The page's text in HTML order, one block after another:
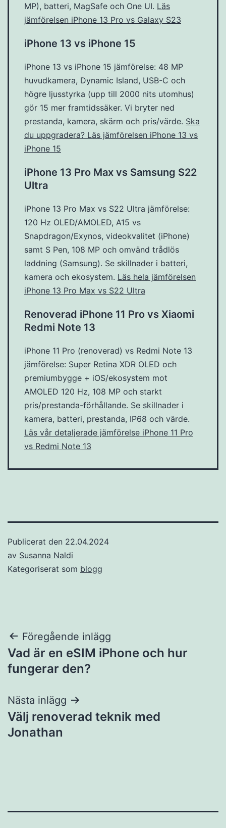
MP), batteri, MagSafe och One UI. Läs
jämförelsen iPhone 13 Pro vs Galaxy S23
iPhone 13 vs iPhone 15
iPhone 13 vs iPhone 15 jämförelse: 48 MP
huvudkamera, Dynamic Island, USB-C och
högre ljusstyrka (upp till 2000 nits utomhus)
gör 15 mer framtidssäker. Vi bryter ned
prestanda, kamera, skärm och pris/värde. Ska
du uppgradera? Läs jämförelsen iPhone 13 vs
iPhone 15
iPhone 13 Pro Max vs Samsung S22
Ultra
iPhone 13 Pro Max vs S22 Ultra jämförelse:
120 Hz OLED/AMOLED, A15 vs
Snapdragon/Exynos, videokvalitet (iPhone)
samt S Pen, 108 MP och omvänd trådlös
laddning (Samsung). Se skillnader i batteri,
kamera och ekosystem. Läs hela jämförelsen
iPhone 13 Pro Max vs S22 Ultra
Renoverad iPhone 11 Pro vs Xiaomi
Redmi Note 13
iPhone 11 Pro (renoverad) vs Redmi Note 13
jämförelse: Super Retina XDR OLED och
premiumbygge + iOS/ekosystem mot
AMOLED 120 Hz, 108 MP och starkt
pris/prestanda-förhållande. Se skillnader i
kamera, batteri, prestanda, IP68 och värde.
Läs vår detaljerade jämförelse iPhone 11 Pro
vs Redmi Note 13
Publicerat den 22.04.2024
av Susanna Naldi
Kategoriserat som blogg
Inläggsnavigering
Föregående inlägg
Vad är en eSIM iPhone och hur
fungerar den?
Nästa inlägg
Välj renoverad teknik med
Jonathan